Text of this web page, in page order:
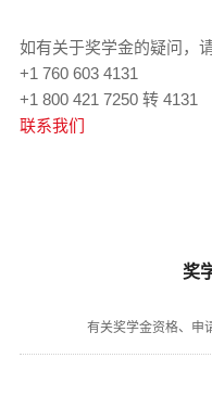
如有关于奖学金的疑问，
+1 760 603 4131
+1 800 421 7250 转 4131
联系我们
奖
有关奖学金资格、申